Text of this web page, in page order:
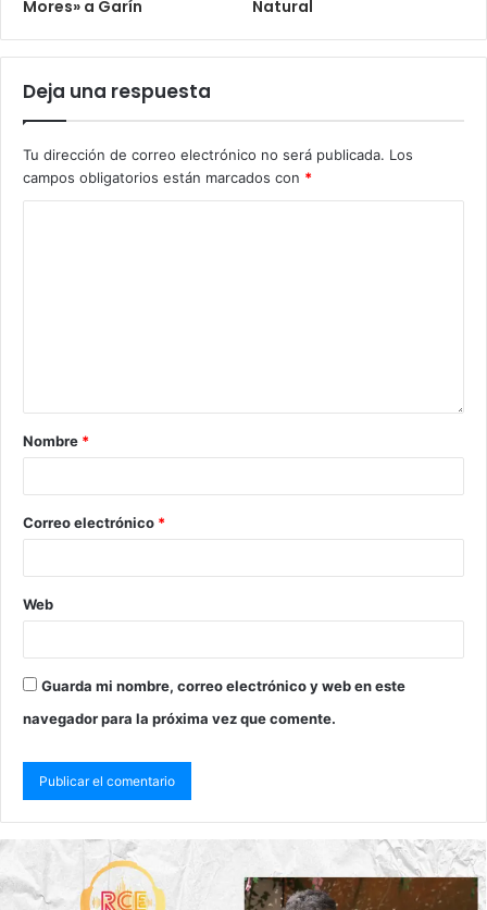
Mores» a Garín Natural
Deja una respuesta
Tu dirección de correo electrónico no será publicada. Los
campos obligatorios están marcados con *
Nombre *
Correo electrónico *
Web
Guarda mi nombre, correo electrónico y web en este
navegador para la próxima vez que comente.